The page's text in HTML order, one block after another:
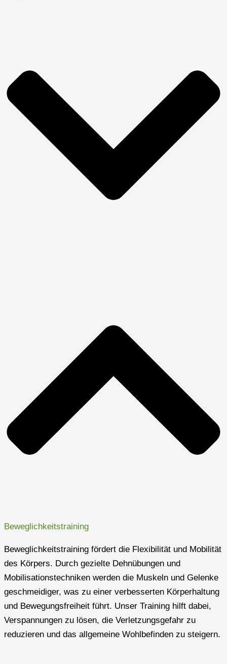
Beweglichkeitstraining
Beweglichkeitstraining fördert die Flexibilität und Mobilität
des Körpers. Durch gezielte Dehnübungen und
Mobilisationstechniken werden die Muskeln und Gelenke
geschmeidiger, was zu einer verbesserten Körperhaltung
und Bewegungsfreiheit führt. Unser Training hilft dabei,
Verspannungen zu lösen, die Verletzungsgefahr zu
reduzieren und das allgemeine Wohlbefinden zu steigern.